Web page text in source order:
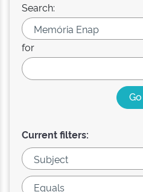
Search:
for
Current filters: